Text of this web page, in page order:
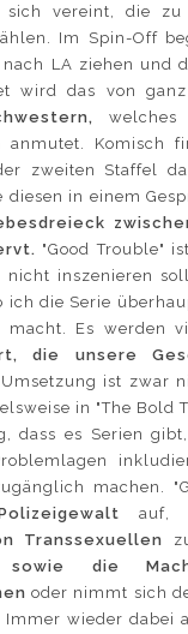
sich vereint, die zu
Im Spin-Off
LA ziehen und
wird das von
welches
anmutet. Komisch
zweiten Staffel
in einem
"Good Trouble"
nicht inszenieren
ich die Serie
macht. Es werden
die unsere
ist zwar
in "The Bold
dass es Serien
machen.
auf,
Transsexuellen
sowie die
oder nimmt sich
Immer wieder dabei